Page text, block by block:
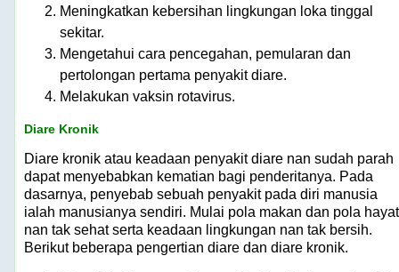
Meningkatkan kebersihan lingkungan loka tinggal
sekitar.
Mengetahui cara pencegahan, pemularan dan
pertolongan pertama penyakit diare.
Melakukan vaksin rotavirus.
Diare Kronik
Diare kronik atau keadaan penyakit diare nan sudah parah
dapat menyebabkan kematian bagi penderitanya. Pada
dasarnya, penyebab sebuah penyakit pada diri manusia
ialah manusianya sendiri. Mulai pola makan dan pola
nan tak sehat serta keadaan lingkungan nan tak bersih.
Berikut beberapa pengertian diare dan diare kronik.